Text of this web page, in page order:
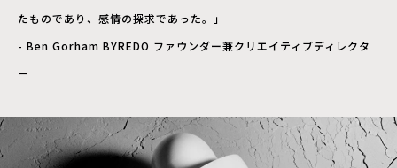
たものであり、感情の探求であった。」
- Ben Gorham BYREDO ファウンダー兼クリエイティブディレクタ
ー